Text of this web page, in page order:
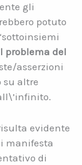
gli
potuto
problema del
asserzioni
su altre
evidente
manifesta
di